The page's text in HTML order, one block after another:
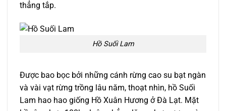
thẳng tắp.
Hồ Suối Lam
Được bao bọc bởi những cánh rừng cao su bạt ngàn
và vài vạt rừng trồng lâu năm, thoạt nhìn, hồ Suối
Lam hao hao giống Hồ Xuân Hương ở Đà Lạt. Mặt